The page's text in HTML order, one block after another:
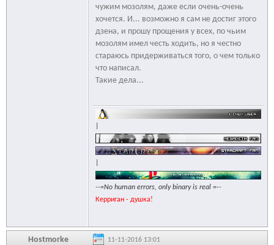
чужим мозолям, даже если очень-очень
хочется. И... возможно я сам не достиг этого
дзена, и прошу прощения у всех, по чьим
мозолям имел честь ходить, но я честно
стараюсь придерживаться того, о чем только
что написал.
Такие дела...
--=No human errors, only binary is real =--
Керриган - душка!
Hostmorke 11-11-2016 13:01